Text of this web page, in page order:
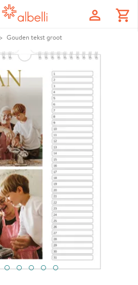
profile shopping_cart
Gouden tekst groot